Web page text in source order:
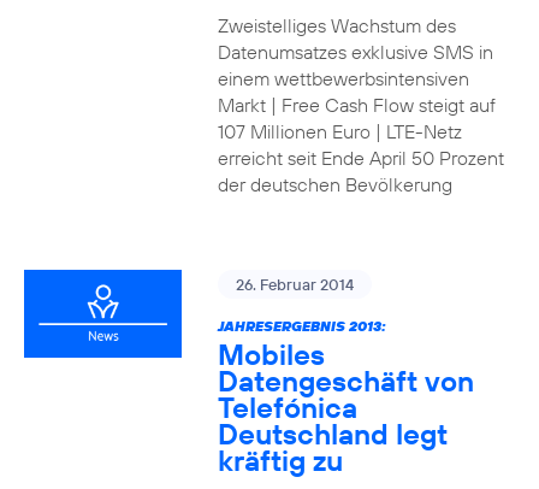
Zweistelliges Wachstum des
Datenumsatzes exklusive SMS in
einem wettbewerbsintensiven
Markt | Free Cash Flow steigt auf
107 Millionen Euro | LTE-Netz
erreicht seit Ende April 50 Prozent
der deutschen Bevölkerung
26. Februar 2014
JAHRESERGEBNIS 2013:
Mobiles
Datengeschäft von
Telefónica
Deutschland legt
kräftig zu